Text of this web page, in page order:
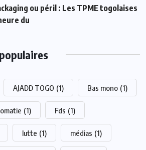
ou péril : Les TPME togolaises
du
AJADD TOGO (1) Bas mono (1)
(1) Fds (1)
lutte (1) médias (1)